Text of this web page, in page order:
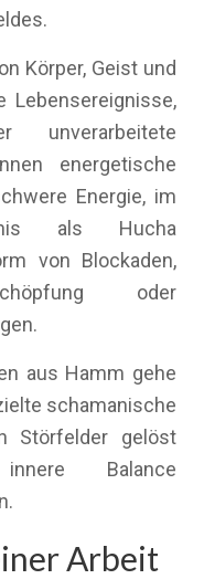
Körper, Geist und
Lebensereignisse,
unverarbeitete
energetische
Energie, im
als Hucha
von Blockaden,
oder
aus Hamm gehe
schamanische
Störfelder gelöst
Balance
Arbeit